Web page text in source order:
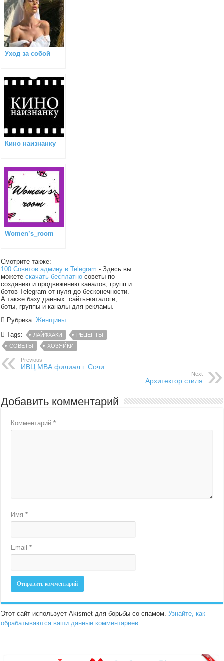
Уход за собой
Кино наизнанку
Women’s_room
Смотрите также:
100 Советов админу в Telegram - Здесь вы
можетескачать бесплатно советы по
созданию и продвижению каналов, групп и
ботов Telegram от нуля до бесконечности.
А также базу данных: сайты-каталоги,
боты, группы и каналы для рекламы.
Рубрика:Женщины
Tags:
ЛАЙФХАКИ
РЕЦЕПТЫ
СОВЕТЫ
ХОЗЯЙКИ
Previous
ИВЦ МВА филиал г. Сочи
Next
Архитектор стиля
Добавить комментарий
Комментарий*
Имя*
Email*
Этот сайт использует Akismet для борьбы со спамом.Узнайте, как
обрабатываются ваши данные комментариев.